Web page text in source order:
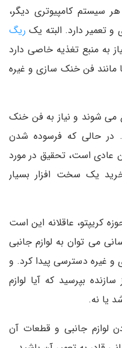
سیستم کامپیوتری دیگر،
تعمیر دارد. البته یک ریگ
به منبع تغذیه خاصی دارد
فن خنک سازی و غیره
می شوند و نیاز به فن خنک
در حالی که فرسوده شدن
عادی است، تحقیق در مورد
یک سخت افزار بسیار
کریپتو، عاقلانه این است
می توان به لوازم جانبی
غیره دسترسی پیدا کرد. و
سازنده بپرسید که آیا لوازم
یا نه.
لوازم جانبی و قطعات آن